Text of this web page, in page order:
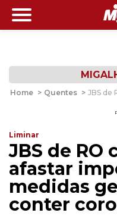
Home > Quentes > JBS de
Liminar
JBS de RO
afastar
medidas
conter